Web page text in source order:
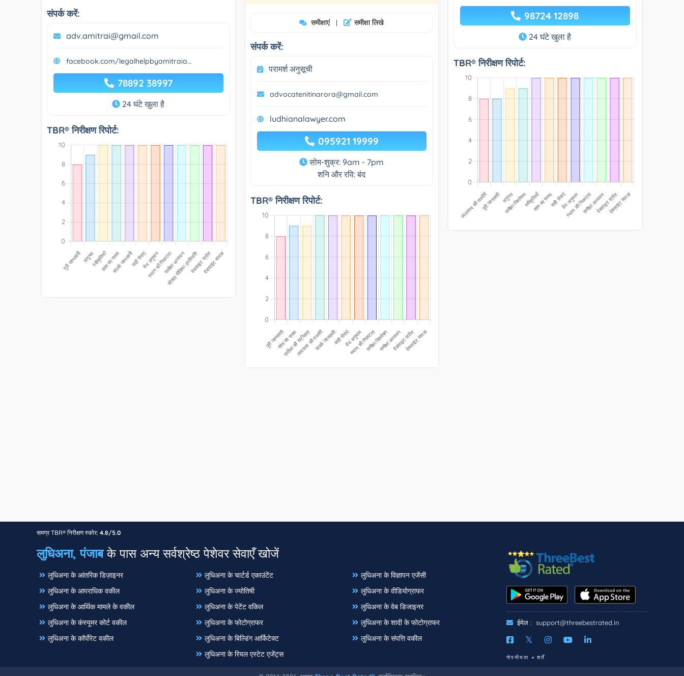
संपर्क करें:
adv.amitrai@gmail.com
facebook.com/legalhelpbyamitraia...
78892 38997
24 घंटे खुला है
TBR® निरीक्षण रिपोर्ट:
समीक्षाएं | समीक्षा लिखे
संपर्क करें:
परामर्श अनुसूची
advocatenitinarora@gmail.com
ludhianalawyer.com
095921 19999
सोम-शुक्र: 9am - 7pm
शनि और रवि: बंद
TBR® निरीक्षण रिपोर्ट:
98724 12898
24 घंटे खुला है
TBR® निरीक्षण रिपोर्ट:
समग्र TBR® निरीक्षण स्कोर: 4.8/5.0
लुधिअना, पंजाबके पास अन्य सर्वश्रेष्ठ पेशेवर सेवाएँ खोजें
लुधिअना के आंतरिक डिज़ाइनर
लुधिअना के आपराधिक वकील
लुधिअना के आर्थिक मामले के वकील
लुधिअना के कंस्यूमर कोर्ट वकील
लुधिअना के कॉर्पोरेट वकील
लुधिअना के चार्टर्ड एकाउंटेंट
लुधिअना के ज्योतिषी
लुधिअना के पेटेंट वकिल
लुधिअना के फोटोग्राफर
लुधिअना के बिल्डिंग आर्किटेक्ट
लुधिअना के रियल एस्टेट एजेंट्स
लुधिअना के विज्ञापन एजेंसी
लुधिअना के वीडियोग्राफर
लुधिअना के वेब डिजाइनर
लुधिअना के शादी के फोटोग्राफर
लुधिअना के संपत्ति वकील
ईमेल : support@threebestrated.in
गोपनीयता शर्तें